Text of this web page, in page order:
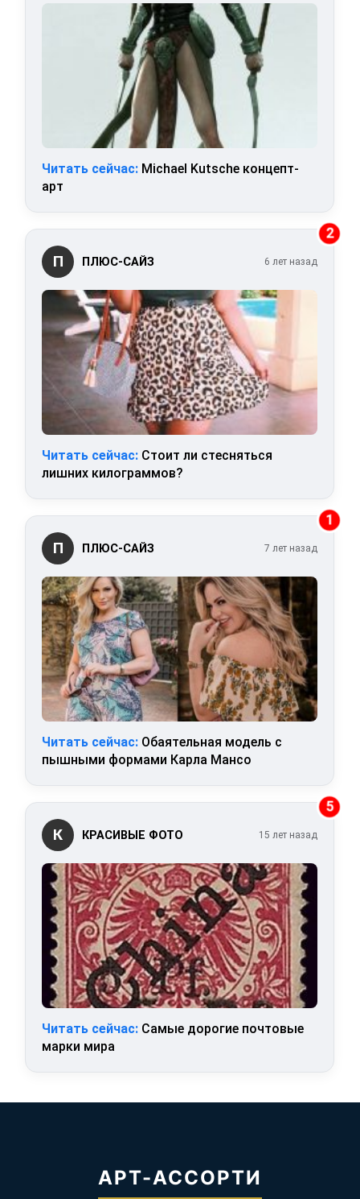
Читать сейчас: Michael Kutsche концепт-
арт
2
П ПЛЮС-САЙЗ 6 лет назад
Читать сейчас: Стоит ли стесняться
лишних килограммов?
1
П ПЛЮС-САЙЗ 7 лет назад
Читать сейчас: Обаятельная модель с
пышными формами Карла Мансо
5
К КРАСИВЫЕ ФОТО 15 лет назад
Читать сейчас: Самые дорогие почтовые
марки мира
АРТ-АССОРТИ